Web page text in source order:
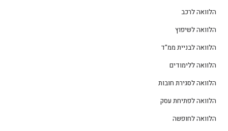
הלוואה לרכב
הלוואה לשיפוץ
הלוואה לבניית ממ"ד
הלוואה ללימודים
הלוואה לסגירת חובות
הלוואה לפתיחת עסק
הלוואה לחופשה